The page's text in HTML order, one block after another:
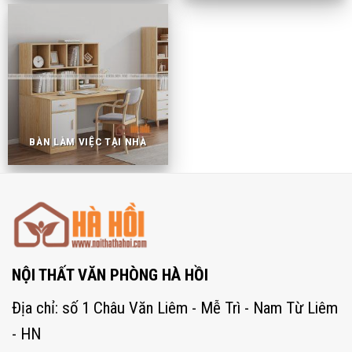
BÀN LÀM VIỆC TẠI NHÀ
NỘI THẤT VĂN PHÒNG HÀ HỒI
Địa chỉ: số 1 Châu Văn Liêm - Mễ Trì - Nam Từ Liêm
- HN